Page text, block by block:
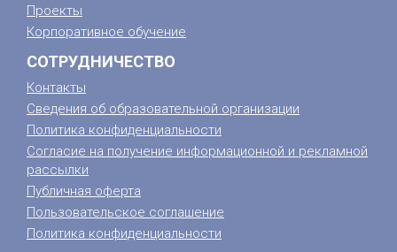
Проекты
Корпоративное обучение
СОТРУДНИЧЕСТВО
Контакты
Сведения об образовательной организации
Политика конфиденциальности
Согласие на получение информационной и рекламной
рассылки
Публичная оферта
Пользовательское соглашение
Политика конфиденциальности